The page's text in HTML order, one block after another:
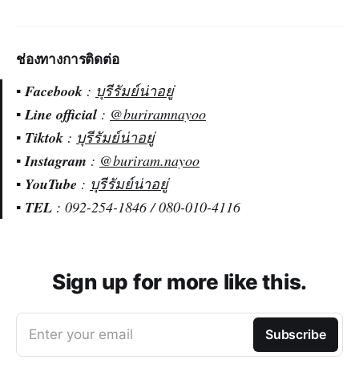
ช่องทางการติดต่อ
▪️ Facebook : บุรีรัมย์น่าอยู่
▪️ Line official : @buriramnayoo
▪️ Tiktok : บุรีรัมย์น่าอยู่
▪️Instagram : @buriram.nayoo
▪️ YouTube : บุรีรัมย์น่าอยู่
▪️ TEL : 092-254-1846 / 080-010-4116
Sign up for more like this.
Enter your email Subscribe